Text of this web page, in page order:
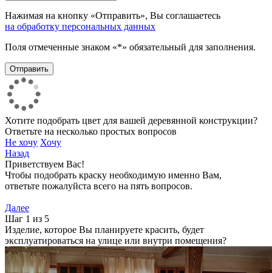
Нажимая на кнопку «Отправить», Вы соглашаетесь
на обработку персональных данных
Поля отмеченные знаком «*» обязательный для заполнения.
Хотите подобрать цвет для вашей деревянной конструкции?
Ответьте на несколько простых вопросов
Не хочу Хочу
Назад
Приветствуем Вас!
Чтобы подобрать краску необходимую именно Вам,
ответьте пожалуйста всего на пять вопросов.
Далее
Шаг 1 из 5
Изделие, которое Вы планируете красить, будет
эксплуатироваться на улице или внутри помещения?